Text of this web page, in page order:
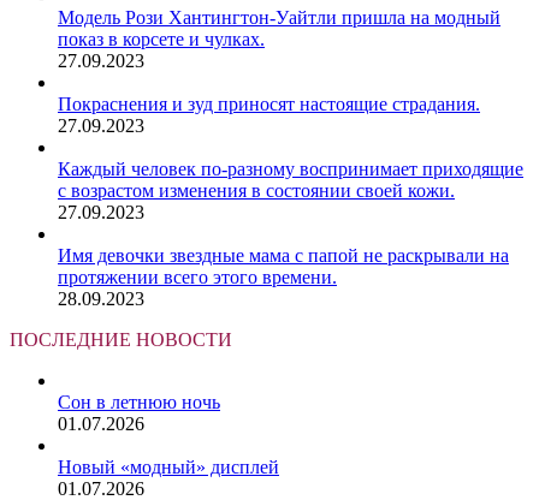
Модель Рози Хантингтон-Уайтли пришла на модный
показ в корсете и чулках.
27.09.2023
Покраснения и зуд приносят настоящие страдания.
27.09.2023
Каждый человек по-разному воспринимает приходящие
с возрастом изменения в состоянии своей кожи.
27.09.2023
Имя девочки звездные мама с папой не раскрывали на
протяжении всего этого времени.
28.09.2023
ПОСЛЕДНИЕ НОВОСТИ
Сон в летнюю ночь
01.07.2026
Новый «модный» дисплей
01.07.2026